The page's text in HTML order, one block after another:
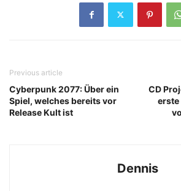
Previous article
Cyberpunk 2077: Über ein
Spiel, welches bereits vor
Release Kult ist
CD
erste
Dennis